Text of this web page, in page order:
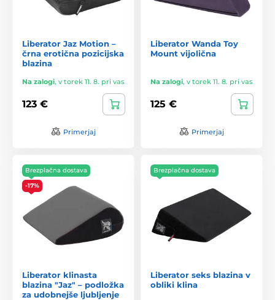
Liberator Jaz Motion –
črna erotična pozicijska
blazina
Na zalogi, v torek 11. 8. pri vas
123 €
Primerjaj
Liberator Wanda Toy
Mount vijolična
Na zalogi, v torek 11. 8. pri vas
125 €
Primerjaj
Brezplačna dostava
-17%
Liberator klinasta
blazina "Jaz" – podložka
za udobnejše ljubljenje
Brezplačna dostava
Liberator seks blazina v
obliki klina